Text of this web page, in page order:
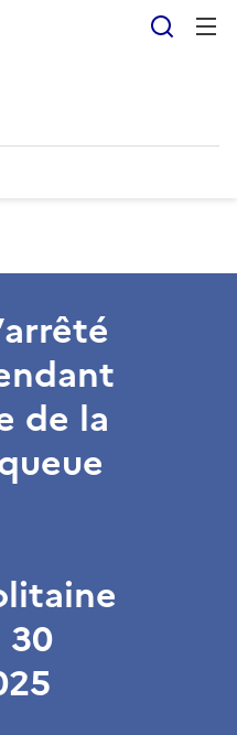
de la
30